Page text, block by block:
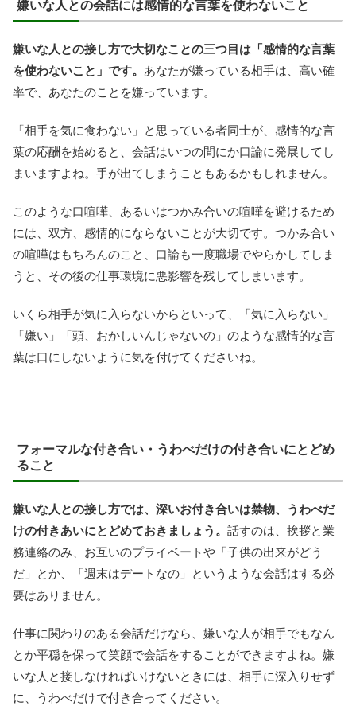
嫌いな人との会話には感情的な言葉を使わないこと
嫌いな人との接し方で大切なことの三つ目は「感情的な言葉
を使わないこと」です。 あなたが嫌っている相手は、高い確
率で、あなたのことを嫌っています。
「相手を気に食わない」と思っている者同士が、感情的な言
葉の応酬を始めると、会話はいつの間にか口論に発展してし
まいますよね。手が出てしまうこともあるかもしれません。
このような口喧嘩、あるいはつかみ合いの喧嘩を避けるため
には、双方、感情的にならないことが大切です。つかみ合い
の喧嘩はもちろんのこと、口論も一度職場でやらかしてしま
うと、その後の仕事環境に悪影響を残してしまいます。
いくら相手が気に入らないからといって、「気に入らない」
「嫌い」「頭、おかしいんじゃないの」のような感情的な言
葉は口にしないように気を付けてくださいね。
フォーマルな付き合い・うわべだけの付き合いにとどめ
ること
嫌いな人との接し方では、深いお付き合いは禁物、うわべだ
けの付きあいにとどめておきましょう。 話すのは、挨拶と業
務連絡のみ、お互いのプライベートや「子供の出来がどう
だ」とか、「週末はデートなの」というような会話はする必
要はありません。
仕事に関わりのある会話だけなら、嫌いな人が相手でもなん
とか平穏を保って笑顔で会話をすることができますよね。嫌
いな人と接しなければいけないときには、相手に深入りせず
に、うわべだけで付き合ってください。